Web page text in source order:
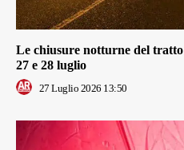
Le chiusure notturne del
27 e 28 luglio
27 Luglio 2026 13:50